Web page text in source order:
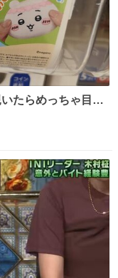
たらめっちゃ目合